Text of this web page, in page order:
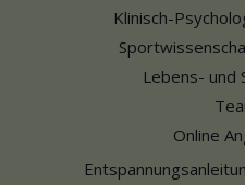
Klinisch-
Lebens- und
Online